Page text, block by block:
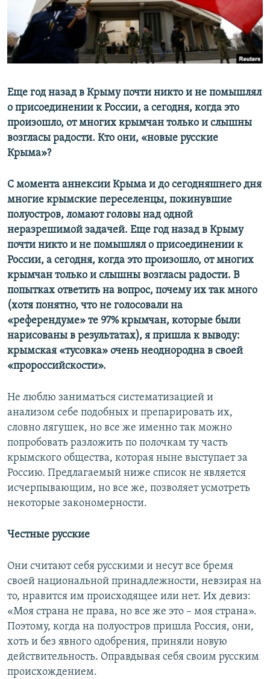
ПОБЕДИТЕЛЕЙ НЕ СУДЯТ?
КРЫМ.НЕПОКОРЕННЫЙ
ELIFBE
ПРИСОЕДИНЯЙТЕСЬ!
Все сайты RFE/RL
Еще год назад в Крыму почти никто и не помышлял
о присоединении к России, а сегодня, когда это
произошло, от многих крымчан только и слышны
возгласы радости. Кто они, «новые русские
Крыма»?
С момента аннексии Крыма и до сегодняшнего дня
многие крымские переселенцы, покинувшие
полуостров, ломают головы над одной
неразрешимой задачей. Еще год назад в Крыму
почти никто и не помышлял о присоединении к
России, а сегодня, когда это произошло, от многих
крымчан только и слышны возгласы радости. В
попытках ответить на вопрос, почему их так много
(хотя понятно, что не голосовали на
«референдуме» те 97% крымчан, которые были
нарисованы в результатах), я пришла к выводу:
крымская «тусовка» очень неоднородна в своей
«пророссийскости».
Не люблю заниматься систематизацией и
анализом себе подобных и препарировать их,
словно лягушек, но все же именно так можно
попробовать разложить по полочкам ту часть
крымского общества, которая ныне выступает за
Россию. Предлагаемый ниже список не является
исчерпывающим, но все же, позволяет усмотреть
некоторые закономерности.
Честные русские
Они считают себя русскими и несут все бремя
своей национальной принадлежности, невзирая на
то, нравится им происходящее или нет. Их девиз:
«Моя страна не права, но все же это – моя страна».
Поэтому, когда на полуостров пришла Россия, они,
хоть и без явного одобрения, приняли новую
действительность. Оправдывая себя своим русским
происхождением.